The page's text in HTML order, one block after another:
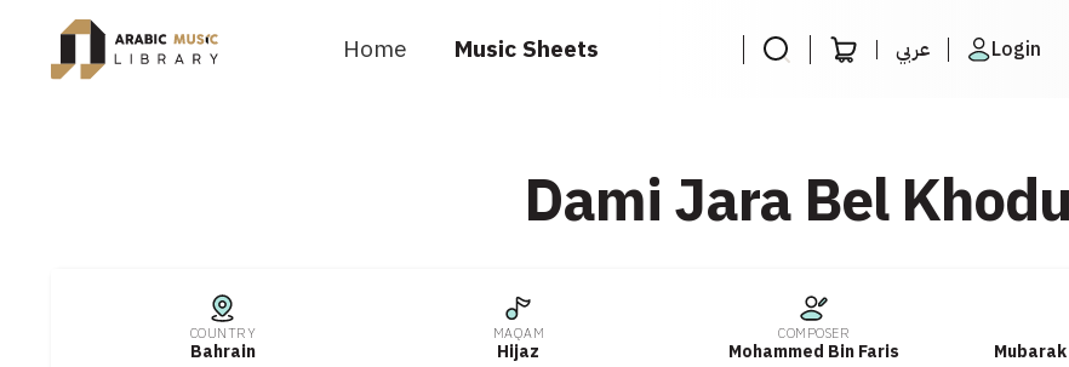
Home Music Sheets عربي Login
Dami Jara Bel
COUNTRY
Bahrain
MAQAM
Hijaz
COMPOSER
Mohammed Bin Faris